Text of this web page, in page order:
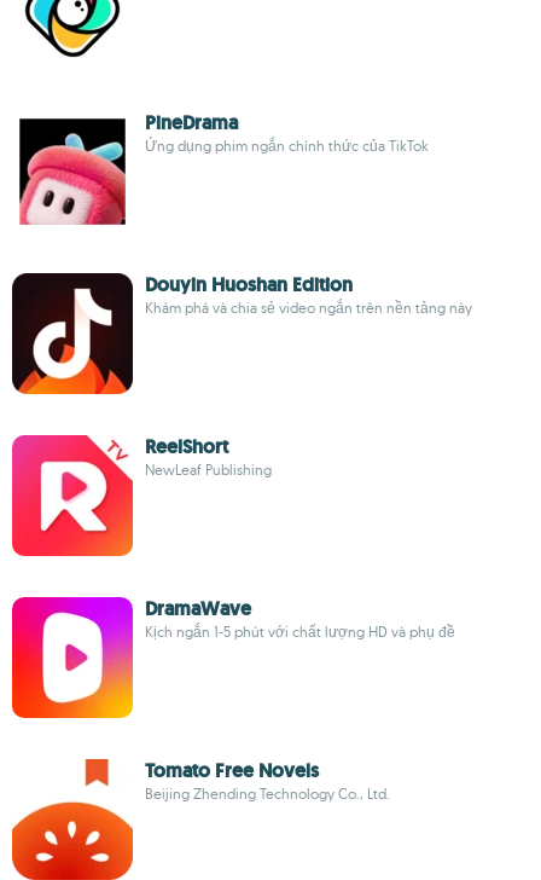
PineDrama
Ứng dụng phim ngắn chính thức của TikTok
Douyin Huoshan Edition
Khám phá và chia sẻ video ngắn trên nền tảng này
ReelShort
NewLeaf Publishing
DramaWave
Kịch ngắn 1-5 phút với chất lượng HD và phụ đề
Tomato Free Novels
Beijing Zhending Technology Co., Ltd.